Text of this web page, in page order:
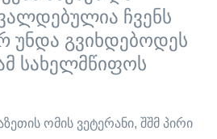
ჩვენს
უნდა გვიხდებოდეს
სახელმწიფოს
ომის ვეტერანი, შშმ პირი